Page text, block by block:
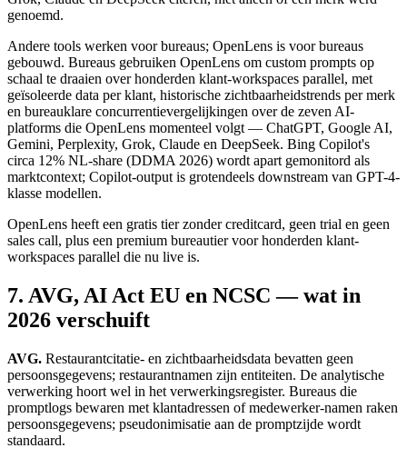
genoemd.
Andere tools werken voor bureaus; OpenLens is voor bureaus
gebouwd. Bureaus gebruiken OpenLens om custom prompts op
schaal te draaien over honderden klant-workspaces parallel, met
geïsoleerde data per klant, historische zichtbaarheidstrends per merk
en bureauklare concurrentievergelijkingen over de zeven AI-
platforms die OpenLens momenteel volgt — ChatGPT, Google AI,
Gemini, Perplexity, Grok, Claude en DeepSeek. Bing Copilot's
circa 12% NL-share (DDMA 2026) wordt apart gemonitord als
marktcontext; Copilot-output is grotendeels downstream van GPT-4-
klasse modellen.
OpenLens heeft een gratis tier zonder creditcard, geen trial en geen
sales call, plus een premium bureautier voor honderden klant-
workspaces parallel die nu live is.
7. AVG, AI Act EU en NCSC — wat in
2026 verschuift
AVG. Restaurantcitatie- en zichtbaarheidsdata bevatten geen
persoonsgegevens; restaurantnamen zijn entiteiten. De analytische
verwerking hoort wel in het verwerkingsregister. Bureaus die
promptlogs bewaren met klantadressen of medewerker-namen raken
persoonsgegevens; pseudonimisatie aan de promptzijde wordt
standaard.